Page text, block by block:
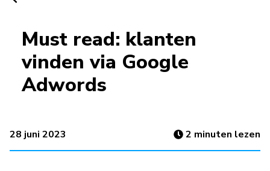
Must read: klanten
vinden via Google
Adwords
28 juni 2023 2 minuten lezen